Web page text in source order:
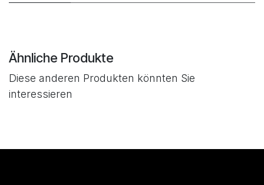
Ähnliche Produkte
Diese anderen Produkten könnten Sie
interessieren